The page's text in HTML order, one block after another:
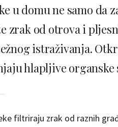
u domu ne samo da
zrak od otrova i
istraživanja.
hlapljive
filtriraju zrak od raznih